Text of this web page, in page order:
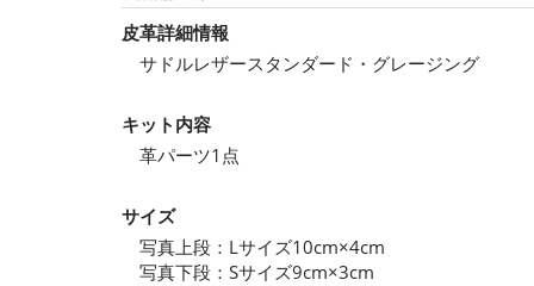
皮革詳細情報
サドルレザースタンダード・グレージング
キット内容
革パーツ1点
サイズ
写真上段：Lサイズ10cm×4cm
写真下段：Sサイズ9cm×3cm